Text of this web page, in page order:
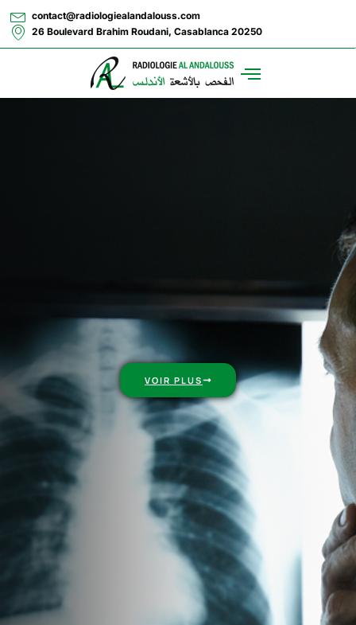
contact@radiologiealandalouss.com
26 Boulevard Brahim Roudani, Casablanca 20250
VOIR PLUS